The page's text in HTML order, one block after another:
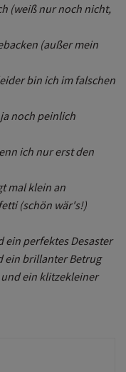
(weiß nur noch nicht,
(außer mein
bin ich im falschen
noch peinlich
ich nur erst den
mal klein an
(schön wär's!)
ein perfektes Desaster
ein brillanter Betrug
ein klitzekleiner